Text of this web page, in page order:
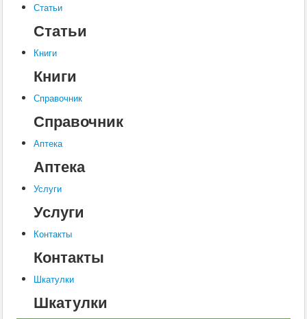
Ж
М
Статьи
Статьи
Книги
Книги
Справочник
Справочник
Аптека
Аптека
Услуги
Услуги
Контакты
Контакты
Шкатулки
Шкатулки